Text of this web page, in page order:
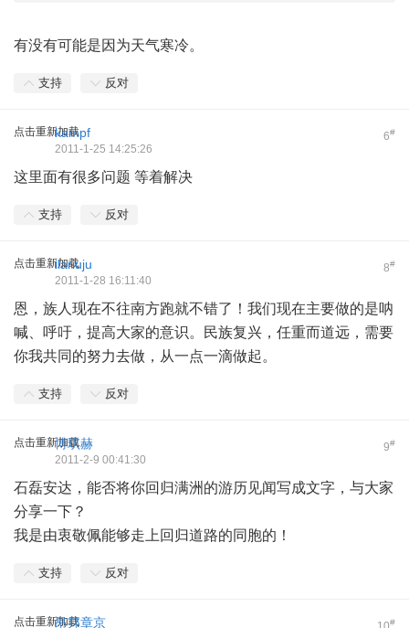
有没有可能是因为天气寒冷。
支持 反对
点击重新加载 6#
kampf
2011-1-25 14:25:26
这里面有很多问题 等着解决
支持 反对
点击重新加载 8#
ilariuju
2011-1-28 16:11:40
恩，族人现在不往南方跑就不错了！我们现在主要做的是呐
喊、呼吁，提高大家的意识。民族复兴，任重而道远，需要
你我共同的努力去做，从一点一滴做起。
支持 反对
点击重新加载 9#
博琪赫
2011-2-9 00:41:30
石磊安达，能否将你回归满洲的游历见闻写成文字，与大家
分享一下？
我是由衷敬佩能够走上回归道路的同胞的！
支持 反对
点击重新加载 #
昂邦章京